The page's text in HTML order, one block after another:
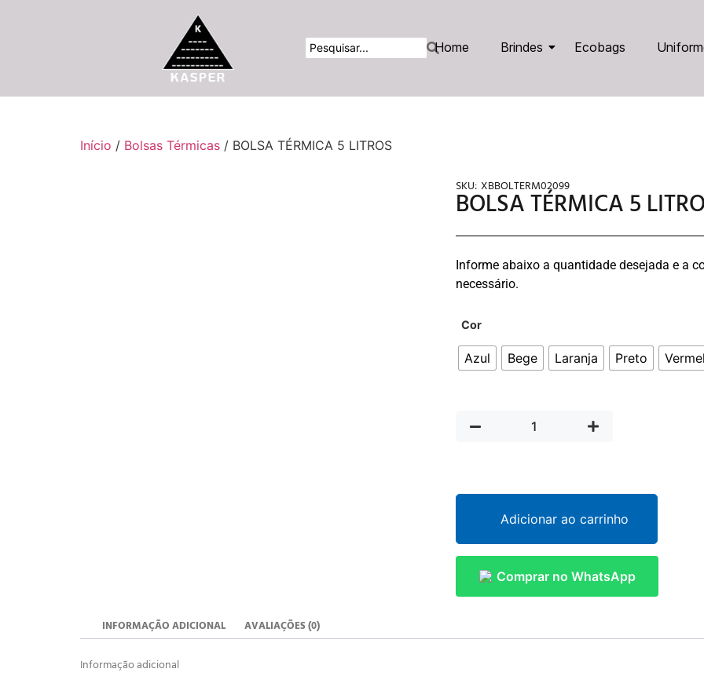
Home Brindes Ecobags
Início / Bolsas Térmicas / BOLSA TÉRMICA 5 LITROS
SKU: XBBOLTERM02099
BOLSA TÉRMICA 5
Informe abaixo a quantidade desejada e a
necessário.
Cor
Azul Bege Laranja Preto
Adicionar ao carrinho
Comprar no WhatsApp
INFORMAÇÃO ADICIONAL AVALIAÇÕES (0)
Informação adicional